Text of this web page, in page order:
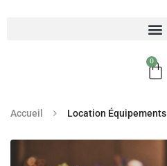
0
Accueil Location Équipements